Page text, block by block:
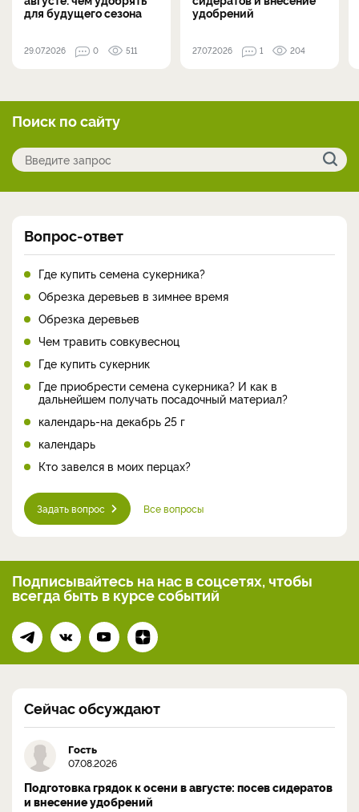
для будущего сезона
29.07.2026 0 511
удобрений
27.07.2026 1 204
Поиск по сайту
Вопрос-ответ
Где купить семена сукерника?
Обрезка деревьев в зимнее время
Обрезка деревьев
Чем травить совкувесноц
Где купить сукерник
Где приобрести семена сукерника? И как в
дальнейшем получать посадочный материал?
календарь-на декабрь 25 г
календарь
Кто завелся в моих перцах?
Задать вопрос Все вопросы
Подписывайтесь на нас в соцсетях, чтобы
всегдабыть в курсе событий
Сейчас обсуждают
Гость
07.08.2026
Подготовка грядок к осени в августе: посев сидератов
и внесение удобрений